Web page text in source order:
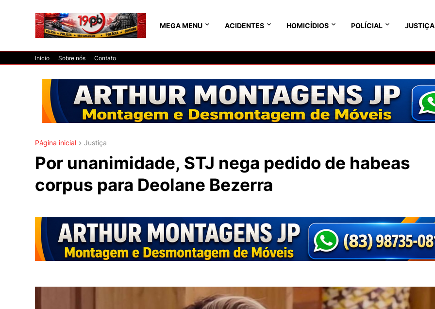
MEGA MENU ACIDENTES HOMICÍDIOS POLÍCIAL JUSTIÇA
Início Sobre nós Contato
Página inicial Justiça
Por unanimidade, STJ nega pedido de habeas
corpus para Deolane Bezerra